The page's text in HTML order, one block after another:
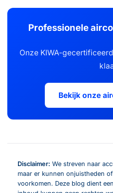
Professionele
Onze KIWA-
Bekijk onze
Disclaimer: We streven naar
maar er kunnen onjuistheden
voorkomen. Deze blog dient